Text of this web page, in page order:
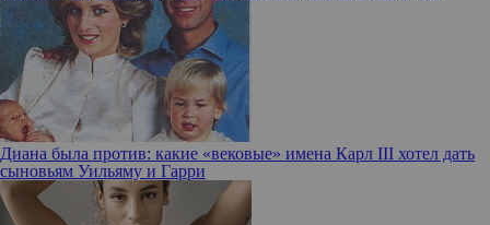
Диана была против: какие «вековые» имена Карл III хотел дать
сыновьям Уильяму и Гарри